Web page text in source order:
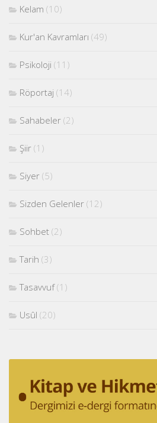
Kelam (10)
Kur'an Kavramları (49)
Psikoloji (11)
Röportaj (14)
Sahabeler (2)
Şiir (1)
Siyer (5)
Sizden Gelenler (12)
Sohbet (2)
Tarih (3)
Tasavvuf(1)
Usûl (20)